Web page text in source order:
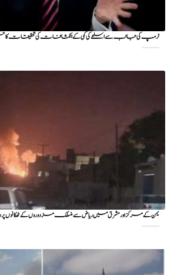
ٹرمپ کی جانب سے اسلحے کی کمی کے انکشافات کی تحقیقات کا
یمن کے مرکز اور مشرق میں ریاض سے منسلک مزدوروں کے ٹھکانوں پر